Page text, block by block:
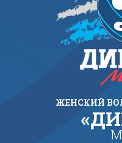
ЖЕНСКИЙ